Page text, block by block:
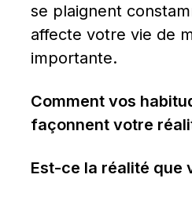
se plaignent
affecte votre vie de
importante.
Comment vos
façonnent votre
Est-ce la réalité que